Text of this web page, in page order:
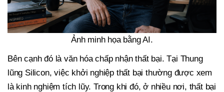
Ảnh minh họa bằng AI.
Bên cạnh đó là văn hóa chấp nhận thất bại. Tại Thung
lũng Silicon, việc khởi nghiệp thất bại thường được xem
là kinh nghiệm tích lũy. Trong khi đó, ở nhiều nơi, thất bại